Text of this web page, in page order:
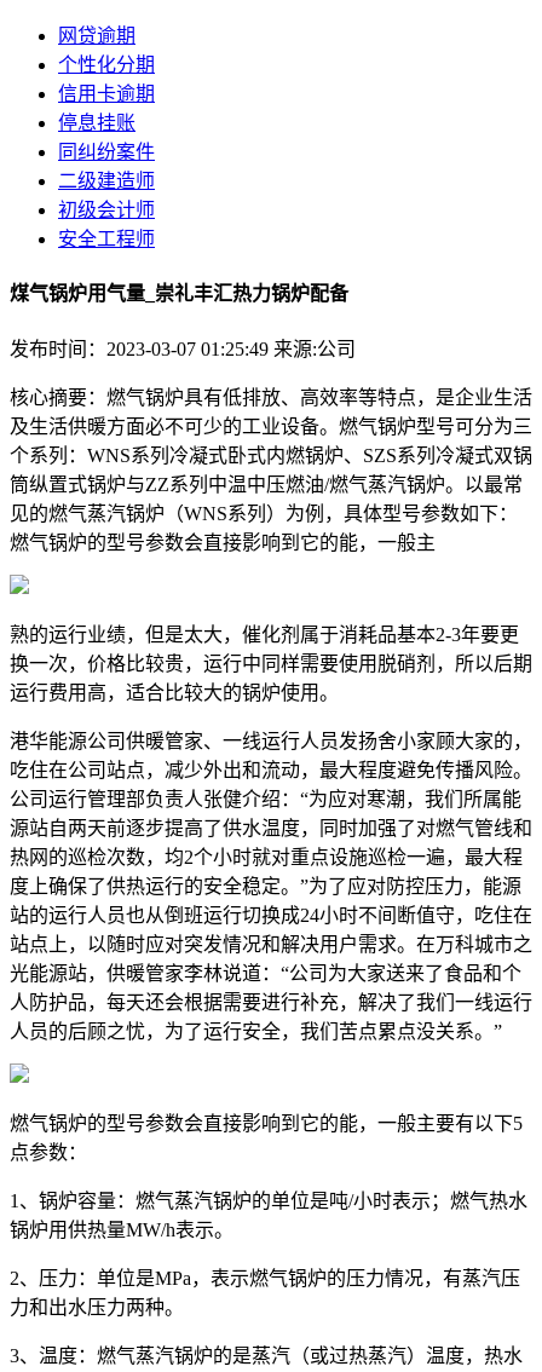
网贷逾期
个性化分期
信用卡逾期
停息挂账
同纠纷案件
二级建造师
初级会计师
安全工程师
煤气锅炉用气量_崇礼丰汇热力锅炉配备
发布时间：2023-03-07 01:25:49 来源:公司
核心摘要：燃气锅炉具有低排放、高效率等特点，是企业生活
及生活供暖方面必不可少的工业设备。燃气锅炉型号可分为三
个系列：WNS系列冷凝式卧式内燃锅炉、SZS系列冷凝式双锅
筒纵置式锅炉与ZZ系列中温中压燃油/燃气蒸汽锅炉。以最常
见的燃气蒸汽锅炉（WNS系列）为例，具体型号参数如下：
燃气锅炉的型号参数会直接影响到它的能，一般主
熟的运行业绩，但是太大，催化剂属于消耗品基本2-3年要更
换一次，价格比较贵，运行中同样需要使用脱硝剂，所以后期
运行费用高，适合比较大的锅炉使用。
港华能源公司供暖管家、一线运行人员发扬舍小家顾大家的，
吃住在公司站点，减少外出和流动，最大程度避免传播风险。
公司运行管理部负责人张健介绍：“为应对寒潮，我们所属能
源站自两天前逐步提高了供水温度，同时加强了对燃气管线和
热网的巡检次数，均2个小时就对重点设施巡检一遍，最大程
度上确保了供热运行的安全稳定。”为了应对防控压力，能源
站的运行人员也从倒班运行切换成24小时不间断值守，吃住在
站点上，以随时应对突发情况和解决用户需求。在万科城市之
光能源站，供暖管家李林说道：“公司为大家送来了食品和个
人防护品，每天还会根据需要进行补充，解决了我们一线运行
人员的后顾之忧，为了运行安全，我们苦点累点没关系。”
燃气锅炉的型号参数会直接影响到它的能，一般主要有以下5
点参数：
1、锅炉容量：燃气蒸汽锅炉的单位是吨/小时表示；燃气热水
锅炉用供热量MW/h表示。
2、压力：单位是MPa，表示燃气锅炉的压力情况，有蒸汽压
力和出水压力两种。
3、温度：燃气蒸汽锅炉的是蒸汽（或过热蒸汽）温度，热水